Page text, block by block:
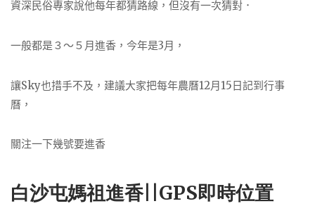
資深民俗專家說他每年都猜路線，但沒有一次猜對．
一般都是３～５月進香，今年是3月，
讓Sky也措手不及，建議大家把每年農曆12月15日記到行事
曆，
關注一下幾號要進香
白沙屯媽祖進香||GPS即時位置